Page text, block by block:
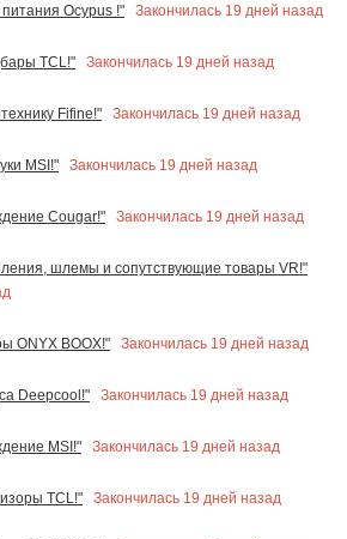
Ocypus !"
Закончилась 19 дней назад
TCL!"
Закончилась 19 дней назад
Fifine!"
Закончилась 19 дней назад
MSI!"
Закончилась 19 дней назад
Cougar!"
Закончилась 19 дней назад
шлемы и сопутствующие товары VR!"
ONYX BOOX!"
Закончилась 19 дней назад
Deepcool!"
Закончилась 19 дней назад
MSI!"
Закончилась 19 дней назад
TCL!"
Закончилась 19 дней назад